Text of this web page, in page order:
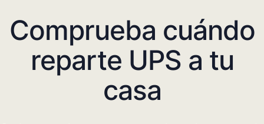
Comprueba cuándo
reparte UPS a tu
casa